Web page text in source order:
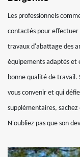
Les professionnels
contactés pour effectuer
travaux d'abattage des
équipements adaptés et
bonne qualité de travail.
vous convenir et qui
supplémentaires, sachez
N'oubliez pas que son